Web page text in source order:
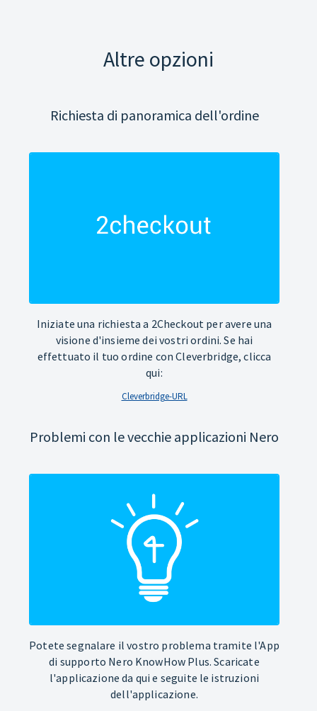
Altre opzioni
Richiesta di panoramica dell'ordine
Iniziate una richiesta a 2Checkout per avere una
visione d'insieme dei vostri ordini. Se hai
effettuato il tuo ordine con Cleverbridge, clicca
qui:
Cleverbridge-URL
Problemi con le vecchie applicazioni Nero
Potete segnalare il vostro problema tramite l'App
di supporto Nero KnowHow Plus. Scaricate
l'applicazione da qui e seguite le istruzioni
dell'applicazione.